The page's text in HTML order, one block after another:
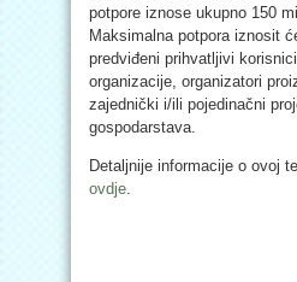
potpore iznose ukupno 150
Maksimalna potpora iznosit
predviđeni prihvatljivi
organizacije, organizatori
zajednički i/ili pojedinačni
gospodarstava.
Detaljnije informacije o ovoj
ovdje.